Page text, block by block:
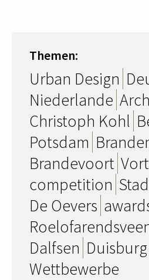
Themen:
Urban Design
Niederlande
Christoph Kohl
Potsdam
Brandevoort
competition
De Oevers
Dalfsen Duisburg
Wettbewerbe